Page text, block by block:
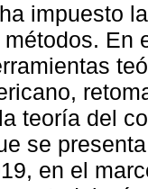
impuesto
En
teoría del
se
en el